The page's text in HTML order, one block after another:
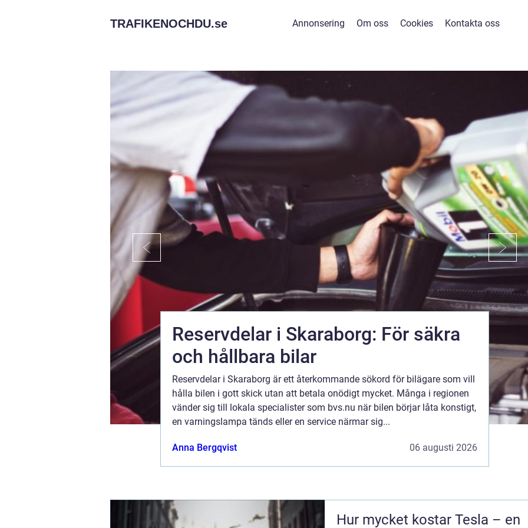
TRAFIKENOCHDU.se Annonsering Om oss Cookies Kontakta oss
Reservdelar i Skaraborg: För säkra
och hållbara bilar
Reservdelar i Skaraborg är ett återkommande sökord för bilägare som vill
hålla bilen i gott skick utan att betala onödigt mycket. Många i regionen
vänder sig till lokala specialister som bvs.nu när bilen börjar låta konstigt,
en varningslampa tänds eller en service närmar sig...
Anna Bergqvist 06 augusti 2026
Hur mycket kostar Tesla – en